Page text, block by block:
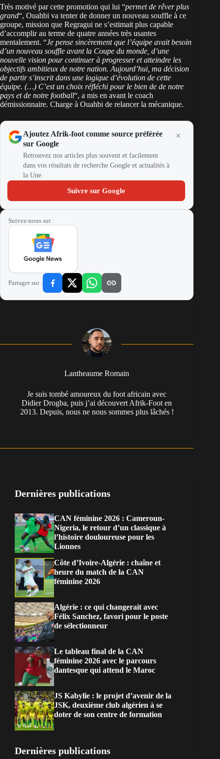
Très motivé par cette promotion qui lui “permet de rêver plus
grand“, Ouahbi va tenter de donner un nouveau souffle à ce
groupe, mission que Regragui ne s’estimait plus capable
d’accomplirau terme de quatre années très usantes
mentalement. “Je pense sincèrement que l’équipe avait besoin
d’un nouveau souffle avant la Coupe du monde, d’une
nouvelle vision pour continuer à progresser et atteindre les
objectifs ambitieux de notre nation. Aujourd’hui, ma décision
de partir s’inscrit dans une logique d’évolution de cette
équipe. (…) C’est un choix réfléchi pour le bien de de notre
pays et de notre football“, a mis en avant le coach
démissionnaire. Charge à Ouahbi de relancer la mécanique.
Ajoutez Afrik-foot comme source préférée
sur Google
Retrouvez nos articles plus souvent et facilement
dans vos résultats de recherche Google et actualités à
la Une.
Suivre sur Google
Suivez-nous sur :
Partager sur :
Lantheaume Romain
Je suis tombé amoureux du foot africain avec
Didier Drogba, puis j’ai découvert Afrik-Foot en
2013. Depuis, nous ne nous sommes plus lâchés !
Dernières publications
CAN féminine 2026 : Cameroun-
Nigeria, le retour d’un classique à
l’histoire douloureuse pour les
Lionnes
Côte d’Ivoire-Algérie : chaîne et
heure du match de la CAN
féminine 2026
Algérie : ce qui changerait avec
Félix Sanchez, favori pour le poste
de sélectionneur
Le tableau final de la CAN
féminine 2026 avec le parcours
dantesque qui attend le Maroc
JS Kabylie : le projet d’avenir de la
JSK, deuxième club algérien à se
doter de son centre de formation
Dernières publications